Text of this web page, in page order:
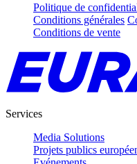
Politique de
Conditions générales
Conditions de vente
Services
Media Solutions
Projets publics